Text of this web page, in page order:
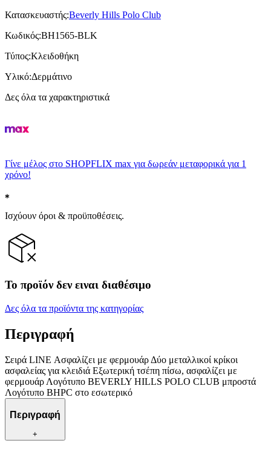
Κατασκευαστής:Beverly Hills Polo Club
Κωδικός:BH1565-BLK
Τύπος:Κλειδοθήκη
Υλικό:Δερμάτινο
Δες όλα τα χαρακτηριστικά
Γίνε μέλος στο SHOPFLIX max για δωρεάν μεταφορικά για 1
χρόνο!
Ισχύουν όροι & προϋποθέσεις.
Το προϊόν δεν ειναι διαθέσιμο
Δες όλα τα προϊόντα της κατηγορίας
Περιγραφή
Σειρά LINE Ασφαλίζει με φερμουάρ Δύο μεταλλικοί κρίκοι
ασφαλείας για κλειδιά Εξωτερική τσέπη πίσω, ασφαλίζει με
φερμουάρ Λογότυπο BEVERLY HILLS POLO CLUB μπροστά
Λογότυπο BHPC στο εσωτερικό
Περιγραφή
+